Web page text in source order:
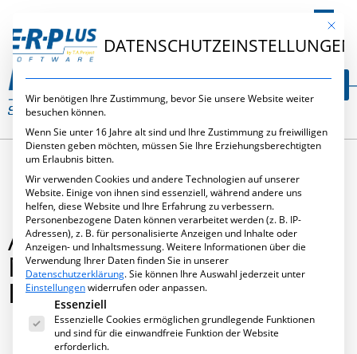
DE
ARTIKEL: DER
MATERIALSTATUS IN
E·R·PLUS
Mit
DATENSCHUTZEINSTELLUNGEN
Wir benötigen Ihre Zustimmung, bevor Sie unsere Website weiter
besuchen können.
Wenn Sie unter 16 Jahre alt sind und Ihre Zustimmung zu freiwilligen
Diensten geben möchten, müssen Sie Ihre Erziehungsberechtigten
um Erlaubnis bitten.
Wir verwenden Cookies und andere Technologien auf unserer
Website. Einige von ihnen sind essenziell, während andere uns
helfen, diese Website und Ihre Erfahrung zu verbessern.
Personenbezogene Daten können verarbeitet werden (z. B. IP-
Adressen), z. B. für personalisierte Anzeigen und Inhalte oder
Anzeigen- und Inhaltsmessung.Weitere Informationen über die
Verwendung Ihrer Daten finden Sie in unserer
Datenschutzerklärung.Sie können Ihre Auswahl jederzeit unter
Einstellungenwiderrufen oder anpassen.
Es folgt eine Liste der Service-Gruppen, für die eine
Essenziell
Essenzielle Cookies ermöglichen grundlegende Funktionen
und sind für die einwandfreie Funktion der Website
erforderlich.